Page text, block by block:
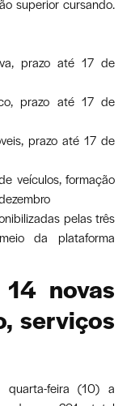
superior cursando.
prazo até 17 de
prazo até 17 de
prazo até 17 de
veículos, formação
pelas três
da plataforma
novas
serviços
quarta-feira (10) a